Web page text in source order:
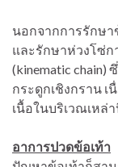
นอกจากการรักษา
และรักษาห่วงโซ่ก
(kinematic chain)
กระดูกเชิงกราน
เนื้อในบริเวณเหล่
อาการปวดข้อเท้า